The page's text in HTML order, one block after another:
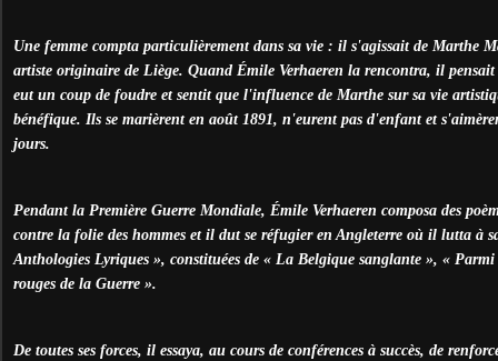
Une femme compta particulièrement dans sa vie : il s'agissait de Marthe
artiste originaire de Liège. Quand Émile Verhaeren la rencontra, il
eut un coup de foudre et sentit que l'influence de Marthe sur sa vie
bénéfique. Ils se marièrent en août 1891, n'eurent pas d'enfant et
jours.
Pendant la Première Guerre Mondiale, Émile Verhaeren composa des
contre la folie des hommes et il dut se réfugier en Angleterre où il lutta à
Anthologies Lyriques », constituées de « La Belgique sanglante », « Parmi
rouges de la Guerre ».
De toutes ses forces, il essaya, au cours de conférences à succès, de